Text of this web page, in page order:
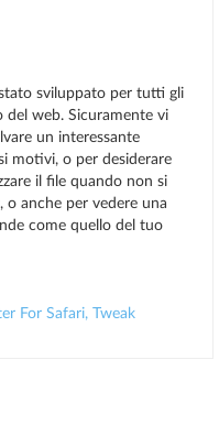
sviluppato per tutti gli
del web. Sicuramente vi
un interessante
motivi, o per desiderare
il file quando non si
o anche per vedere una
come quello del tuo
For Safari, Tweak